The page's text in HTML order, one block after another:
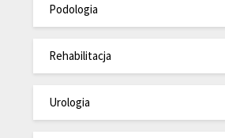
Podologia
Rehabilitacja
Urologia